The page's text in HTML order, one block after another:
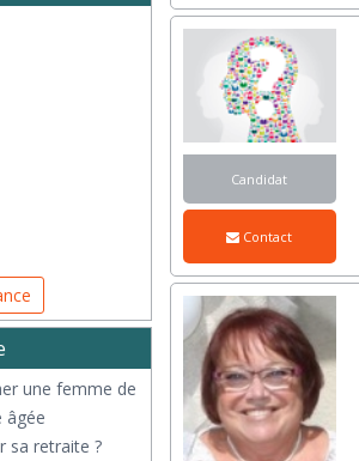
Candidat
Contact
une femme de
âgée
sa retraite ?